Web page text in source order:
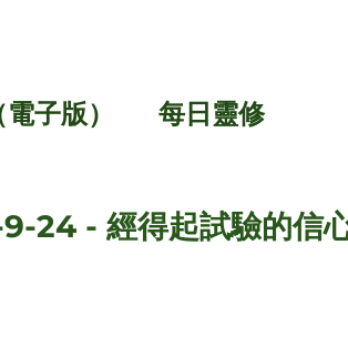
子版） 每日靈修
9-24 - 經得起試驗的信